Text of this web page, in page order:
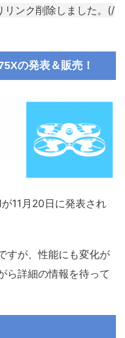
ンク削除しました。(/
の発表＆販売！
11月20日に発表され
すが、性能にも変化が
ら詳細の情報を待って